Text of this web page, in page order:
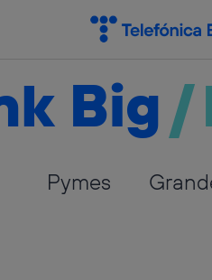
Big/
Pymes